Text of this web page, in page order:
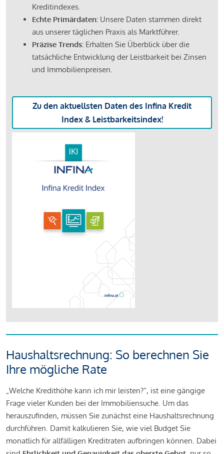
Kreditindexes.
Echte Primärdaten: Unsere Daten stammen direkt
aus unserer täglichen Praxis als Marktführer.
Präzise Trends: Erhalten Sie Überblick über die
tatsächliche Entwicklung der Leistbarkeit bei Zinsen
und Immobilienpreisen.
Zu den aktuellsten Daten des Infina Kredit
Index & Leistbarkeitsindex!
Haushaltsrechnung: So berechnen Sie
Ihre mögliche Rate
„Welche Kredithöhe kann ich mir leisten?“, ist eine gängige
Frage vieler Kunden bei der Immobiliensuche. Um das
herauszufinden, müssen Sie zunächst eine Haushaltsrechnung
durchführen. Damit kalkulieren Sie, wie viel Budget Sie
monatlich für allfälligen Kreditraten aufbringen können. Dabei